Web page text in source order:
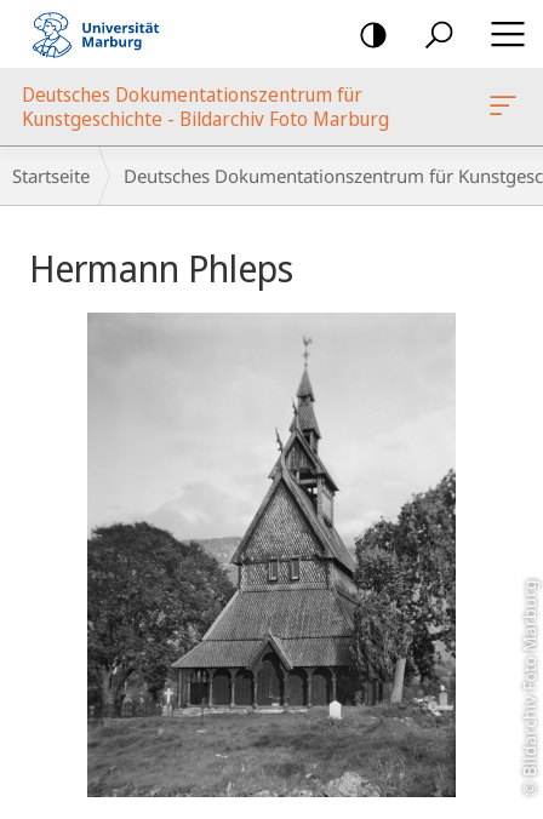
Mobile-
Navigation
Marburg
Deutsches Dokumentationszentrum für
Kunstgeschichte - Bildarchiv Foto Marburg
Breadcrumb-
Navigation
Startseite Deutsches Dokumentationszentrum für
Hermann Phleps
© Bildarchiv Foto Marburg